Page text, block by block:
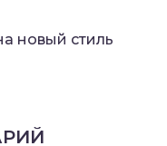
новый стиль